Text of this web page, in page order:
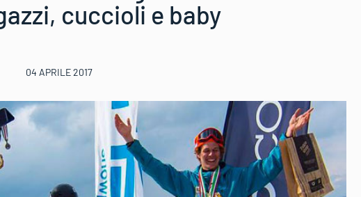
cuccioli e baby
04 APRILE 2017